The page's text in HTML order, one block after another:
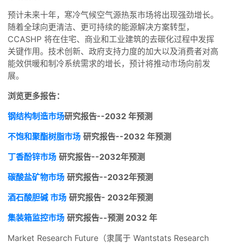
预计未来十年，寒冷气候空气源热泵市场将出现强劲增长。
随着全球向更清洁、更可持续的能源解决方案转型，
CCASHP 将在住宅、商业和工业建筑的去碳化过程中发挥
关键作用。技术创新、政府支持力度的加大以及消费者对高
能效供暖和制冷系统需求的增长，预计将推动市场向前发
展。
浏览更多报告：
钢结构制造市场研究报告--2032 年预测
不饱和聚酯树脂市场 研究报告--2032 年预测
丁香酚锌市场 研究报告--2032年预测
碳酸盐矿物市场 研究报告--2032年预测
酒石酸胆碱 市场 研究报告- 2032年预测
集装箱监控市场 研究报告--预测 2032 年
Market Research Future（隶属于 Wantstats Research